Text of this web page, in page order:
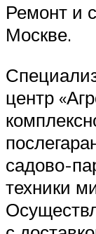
Ремонт и
Москве.
центр
садово-
техники